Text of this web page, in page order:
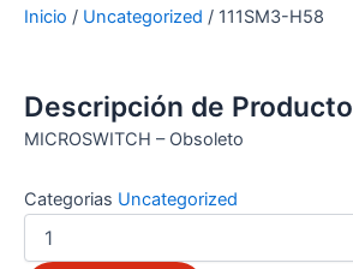
Inicio / Uncategorized / 111SM3-H58
Descripción de Producto
MICROSWITCH – Obsoleto
Categorias Uncategorized